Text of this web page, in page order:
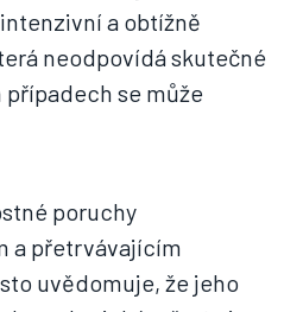
a obtížně
neodpovídá skutečné
se může
poruchy
a přetrvávajícím
uvědomuje, že jeho